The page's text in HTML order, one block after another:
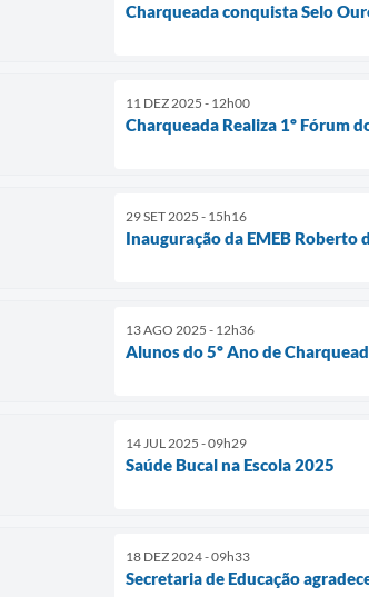
Charqueada conquista Selo
11 DEZ 2025 - 12h00
Charqueada Realiza 1º Fórum
29 SET 2025 - 15h16
Inauguração da EMEB Roberto
13 AGO 2025 - 12h36
Alunos do 5º Ano de
14 JUL 2025 - 09h29
Saúde Bucal na Escola 2025
18 DEZ 2024 - 09h33
Secretaria de Educação